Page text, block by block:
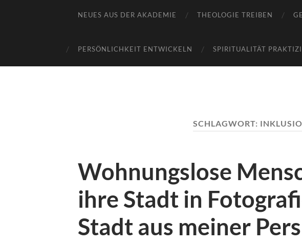
NEUES AUS DER AKADEMIE THEOLOGIE TREIBEN
PERSÖNLICHKEIT ENTWICKELN SPIRITUALITÄT
SCHLAGWORT:
Wohnungslose
ihre Stadt in
Stadt aus meiner